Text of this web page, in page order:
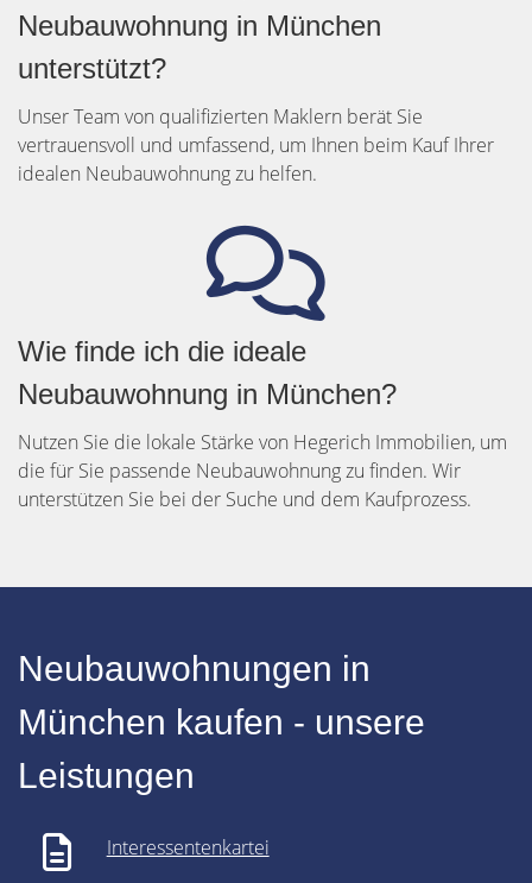
Neubauwohnung in München
unterstützt?
Unser Team von qualifizierten Maklern berät Sie
vertrauensvoll und umfassend, um Ihnen beim Kauf Ihrer
idealen Neubauwohnung zu helfen.
Wie finde ich die ideale
Neubauwohnung in München?
Nutzen Sie die lokale Stärke von Hegerich Immobilien, um
die für Sie passende Neubauwohnung zu finden. Wir
unterstützen Sie bei der Suche und dem Kaufprozess.
Neubauwohnungen in
München kaufen - unsere
Leistungen
Interessentenkartei